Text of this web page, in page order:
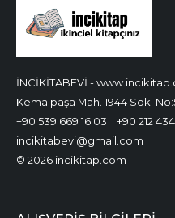
İNCİKİTABEVİ -
Kemalpaşa Mah. 1944 Sok.
+90 539 669 16 03
+90 212
incikitabevi@gmail.com
© 2026 incikitap.com